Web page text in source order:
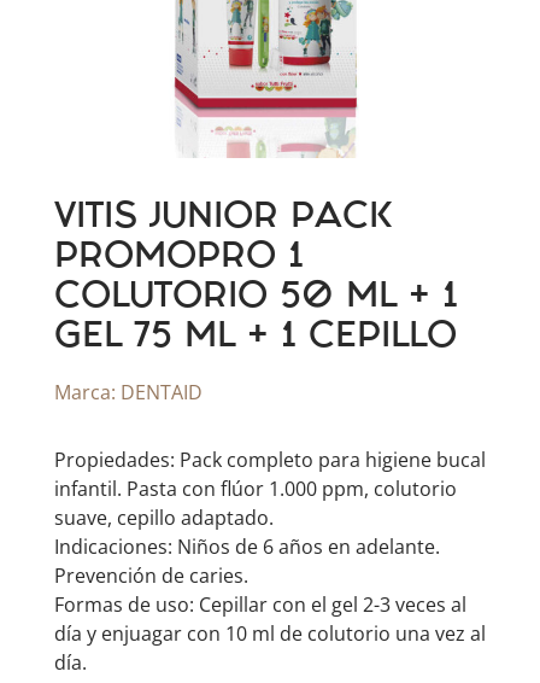
VITIS JUNIOR PACK
PROMOPRO 1
COLUTORIO 50 ML + 1
GEL 75 ML + 1 CEPILLO
Marca: DENTAID
Propiedades: Pack completo para higiene bucal
infantil. Pasta con flúor 1.000 ppm, colutorio
suave, cepillo adaptado.
Indicaciones: Niños de 6 años en adelante.
Prevención de caries.
Formas de uso: Cepillar con el gel 2-3 veces al
día y enjuagar con 10 ml de colutorio una vez al
día.